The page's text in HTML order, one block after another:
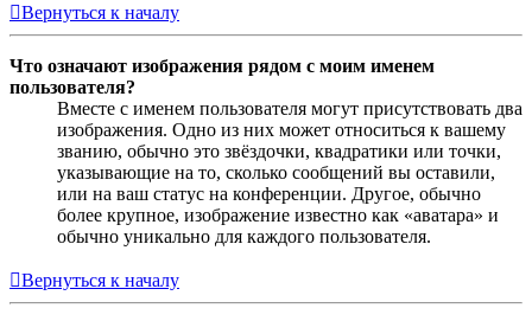
Вернуться к началу
Что означают изображения рядом с моим именем
пользователя?
Вместе с именем пользователя могут присутствовать два
изображения. Одно из них может относиться к вашему
званию, обычно это звёздочки, квадратики или точки,
указывающие на то, сколько сообщений вы оставили,
или на ваш статус на конференции. Другое, обычно
более крупное, изображение известно как «аватара» и
обычно уникально для каждого пользователя.
Вернуться к началу